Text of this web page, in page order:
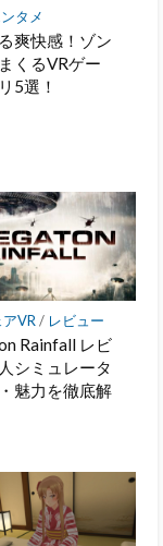
タメ
爽快感！ゾン
くるVRゲー
5選！
VR / レビュー
Rainfall レビ
シミュレータ
魅力を徹底解